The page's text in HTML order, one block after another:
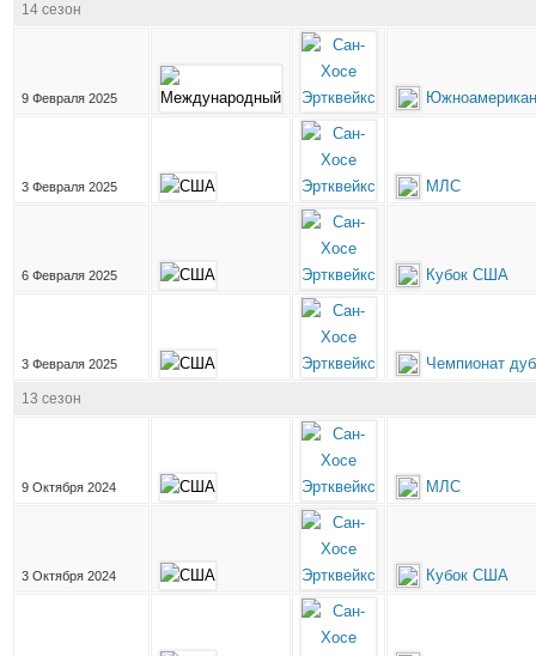
14 сезон
9 Февраля 2025
3 Февраля 2025 МЛС
6 Февраля 2025 Кубок США
3 Февраля 2025 Чемпионат
13 сезон
9 Октября 2024 МЛС
3 Октября 2024 Кубок США